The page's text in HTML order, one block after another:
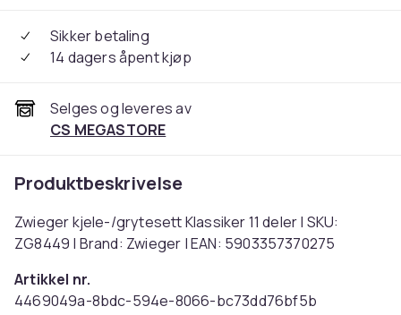
Sikker betaling
14 dagers åpent kjøp
Selges og leveres av
CS MEGASTORE
Produktbeskrivelse
Zwieger kjele-/grytesett Klassiker 11 deler | SKU:
ZG8449 | Brand: Zwieger | EAN: 5903357370275
Artikkel nr.
4469049a-8bdc-594e-8066-bc73dd76bf5b